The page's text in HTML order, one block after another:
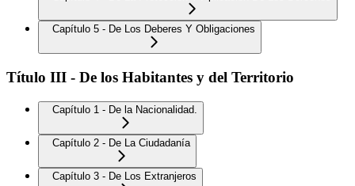
Capítulo 5 - De Los Deberes Y Obligaciones
Título III - De los Habitantes y del Territorio
Capítulo 1 - De la Nacionalidad.
Capítulo 2 - De La Ciudadanía
Capítulo 3 - De Los Extranjeros